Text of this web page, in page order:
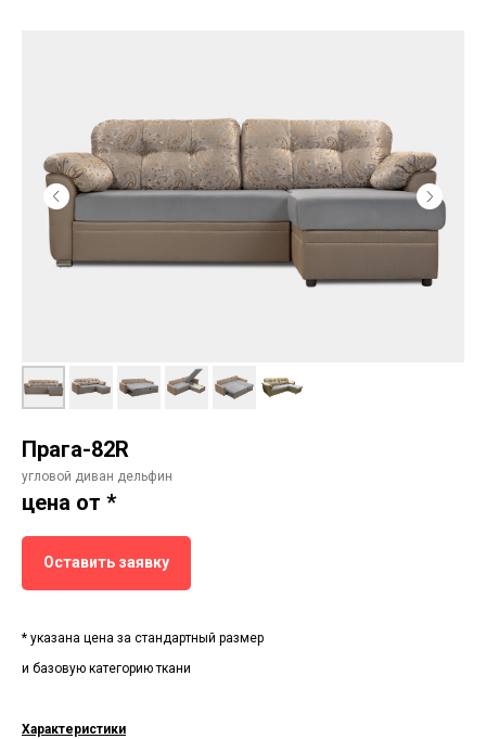
Прага-82R
угловой диван дельфин
цена от *
Оставить заявку
* указана цена за стандартный размер
и базовую категорию ткани
Характеристики